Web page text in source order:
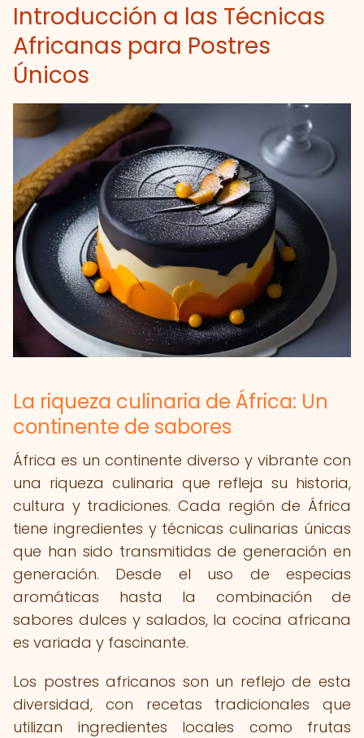
Introducción a las Técnicas
Africanas para Postres
Únicos
La riqueza culinaria de África: Un
continente de sabores
África es un continente diverso y vibrante con
una riqueza culinaria que refleja su historia,
cultura y tradiciones. Cada región de África
tiene ingredientes y técnicas culinarias únicas
que han sido transmitidas de generación en
generación. Desde el uso de especias
aromáticas hasta la combinación de
sabores dulces y salados, la cocina africana
es variada y fascinante.
Los postres africanos son un reflejo de esta
diversidad, con recetas tradicionales que
utilizan ingredientes locales como frutas